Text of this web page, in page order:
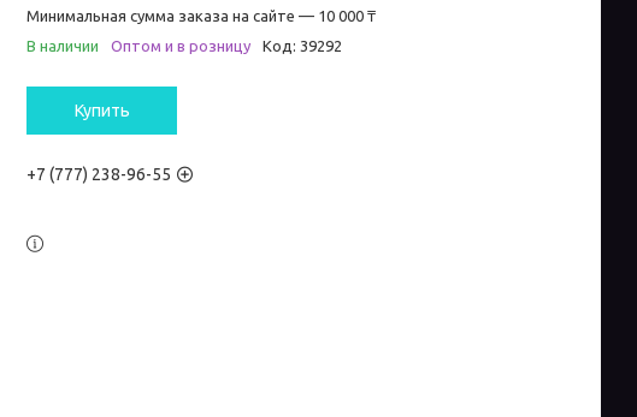
Минимальная сумма заказа на сайте — 10 000 ₸
В наличии
Оптом и в розницу Код: 39292
Купить
+7 (777) 238-96-55